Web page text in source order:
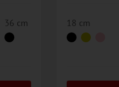
36 cm 18 cm